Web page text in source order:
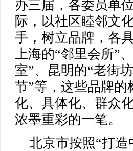
办三届，各委员单
际，以社区睦邻文
手，树立品牌，各
上海的“邻里会所”
室”、昆明的“老街
节”等，这些品牌
化、具体化、群众
浓墨重彩的一笔。
北京市按照“打造